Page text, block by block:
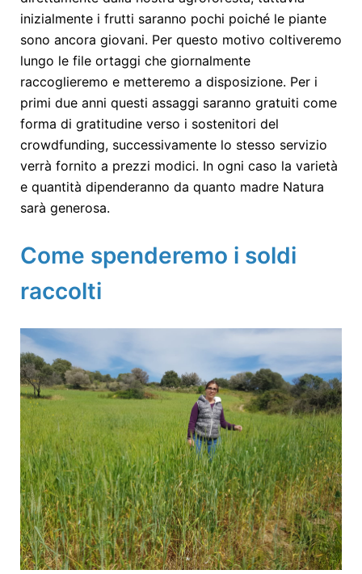
inizialmente i frutti saranno pochi poiché le piante
sono ancora giovani. Per questo motivo coltiveremo
lungo le file ortaggi che giornalmente
raccoglieremo e metteremo a disposizione. Per i
primi due anni questi assaggi saranno gratuiti come
forma di gratitudine verso i sostenitori del
crowdfunding, successivamente lo stesso servizio
verrà fornito a prezzi modici. In ogni caso la varietà
e quantità dipenderanno da quanto madre Natura
sarà generosa.
Come spenderemo i soldi
raccolti